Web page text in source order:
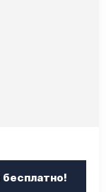
бесплатно!